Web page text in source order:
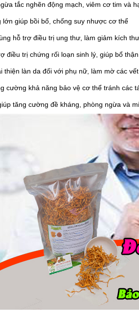
tắc nghẽn động mạch, viêm cơ tim và
giúp bồi bổ, chống suy nhược cơ thể
hỗ trợ điều trị ung thư , làm giảm kích
điều trị chứng rối loạn sinh lý, giúp bổ
thiện làn da đối với phụ nữ, làm mờ các
cường khả năng bảo vệ cơ thể tránh các
tăng cường đề kháng, phòng ngừa và